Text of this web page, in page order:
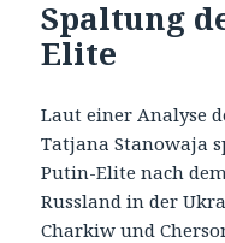
Spaltung
Elite
Laut einer Analyse
Tatjana Stanowaja
Putin-Elite nach
Russland in der
Charkiw und